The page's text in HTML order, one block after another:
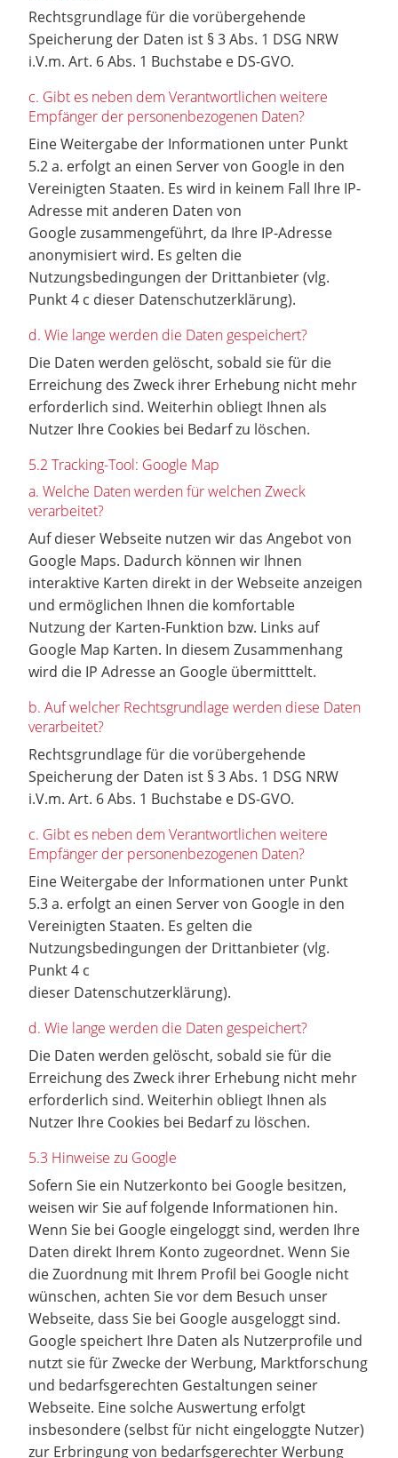
Rechtsgrundlage für die vorübergehende
Speicherung der Daten ist § 3 Abs. 1 DSG NRW
i.V.m. Art. 6 Abs. 1 Buchstabe e DS-GVO.
c. Gibt es neben dem Verantwortlichen weitere
Empfänger der personenbezogenen Daten?
Eine Weitergabe der Informationen unter Punkt
5.2 a. erfolgt an einen Server von Google in den
Vereinigten Staaten. Es wird in keinem Fall Ihre IP-
Adresse mit anderen Daten von
Google zusammengeführt, da Ihre IP-Adresse
anonymisiert wird. Es gelten die
Nutzungsbedingungen der Drittanbieter (vlg.
Punkt 4 c dieser Datenschutzerklärung).
d. Wie lange werden die Daten gespeichert?
Die Daten werden gelöscht, sobald sie für die
Erreichung des Zweck ihrer Erhebung nicht mehr
erforderlich sind. Weiterhin obliegt Ihnen als
Nutzer Ihre Cookies bei Bedarf zu löschen.
5.2 Tracking-Tool: Google Map
a. Welche Daten werden für welchen Zweck
verarbeitet?
Auf dieser Webseite nutzen wir das Angebot von
Google Maps. Dadurch können wir Ihnen
interaktive Karten direkt in der Webseite anzeigen
und ermöglichen Ihnen die komfortable
Nutzung der Karten-Funktion bzw. Links auf
Google Map Karten. In diesem Zusammenhang
wird die IP Adresse an Google übermitttelt.
b. Auf welcher Rechtsgrundlage werden diese Daten
verarbeitet?
Rechtsgrundlage für die vorübergehende
Speicherung der Daten ist § 3 Abs. 1 DSG NRW
i.V.m. Art. 6 Abs. 1 Buchstabe e DS-GVO.
c. Gibt es neben dem Verantwortlichen weitere
Empfänger der personenbezogenen Daten?
Eine Weitergabe der Informationen unter Punkt
5.3 a. erfolgt an einen Server von Google in den
Vereinigten Staaten. Es gelten die
Nutzungsbedingungen der Drittanbieter (vlg.
Punkt 4 c
dieser Datenschutzerklärung).
d. Wie lange werden die Daten gespeichert?
Die Daten werden gelöscht, sobald sie für die
Erreichung des Zweck ihrer Erhebung nicht mehr
erforderlich sind. Weiterhin obliegt Ihnen als
Nutzer Ihre Cookies bei Bedarf zu löschen.
5.3 Hinweise zu Google
Sofern Sie ein Nutzerkonto bei Google besitzen,
weisen wir Sie auf folgende Informationen hin.
Wenn Sie bei Google eingeloggt sind, werden Ihre
Daten direkt Ihrem Konto zugeordnet. Wenn Sie
die Zuordnung mit Ihrem Profil bei Google nicht
wünschen, achten Sie vor dem Besuch unser
Webseite, dass Sie bei Google ausgeloggt sind.
Google speichert Ihre Daten als Nutzerprofile und
nutzt sie für Zwecke der Werbung, Marktforschung
und bedarfsgerechten Gestaltungen seiner
Webseite. Eine solche Auswertung erfolgt
insbesondere (selbst für nicht eingeloggte Nutzer)
zur Erbringung von bedarfsgerechter Werbung